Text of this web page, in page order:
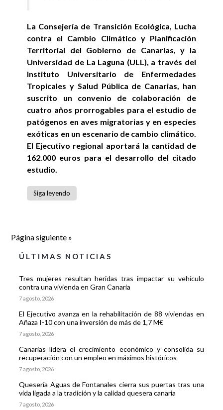
La Consejería de Transición Ecológica, Lucha
contra el Cambio Climático y Planificación
Territorial del Gobierno de Canarias, y la
Universidad de La Laguna (ULL), a través del
Instituto Universitario de Enfermedades
Tropicales y Salud Pública de Canarias, han
suscrito un convenio de colaboración de
cuatro años prorrogables para el estudio de
patógenos en aves migratorias y en especies
exóticas en un escenario de cambio climático.
El Ejecutivo regional aportará la cantidad de
162.000 euros para el desarrollo del citado
estudio.
Siga leyendo
Página siguiente »
ÚLTIMAS NOTICIAS
Tres mujeres resultan heridas tras impactar su vehículo
contra una vivienda en Gran Canaria
7 agosto, 2026
El Ejecutivo avanza en la rehabilitación de 88 viviendas en
Añaza I-10 con una inversión de más de 1,7 M€
7 agosto, 2026
Canarias lidera el crecimiento económico y consolida su
recuperación con un empleo en máximos históricos
7 agosto, 2026
Quesería Aguas de Fontanales cierra sus puertas tras una
vida ligada a la tradición y la calidad quesera canaria
7 agosto, 2026